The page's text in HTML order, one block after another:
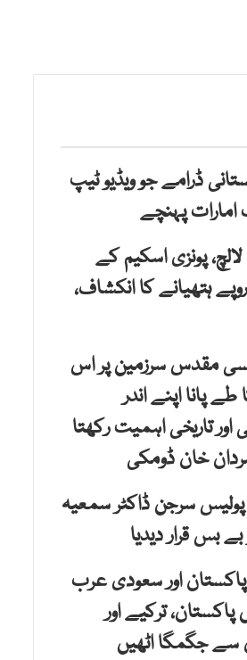
ڈرامے جو ویڈیو ٹیپ
پہنچے
پونزی اسکیم کے
کروڑ روپے ہتھیانے کا انکشاف،
مقدس سرزمین پر اس
پانا اپنے اندر
تاریخی اہمیت رکھتا
خان ڈومکی
سرجن ڈاکٹر سمعیہ
بس قرار دیدیا
اور سعودی عرب
ترکیے اور
سے جگمگا اٹھیں